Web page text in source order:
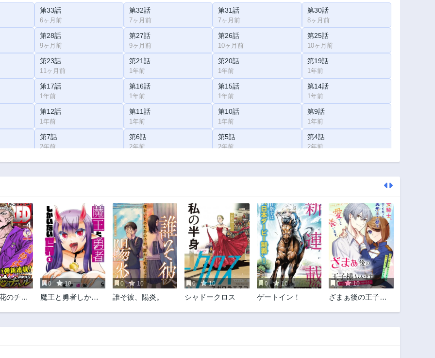
第33話
6ヶ月前
第32話
7ヶ月前
第31話
7ヶ月前
第30話
8ヶ月前
第28話
9ヶ月前
第27話
9ヶ月前
第26話
10ヶ月前
第25話
10ヶ月前
第23話
11ヶ月前
第21話
1年前
第20話
1年前
第19話
1年前
第17話
1年前
第16話
1年前
第15話
1年前
第14話
1年前
第12話
1年前
第11話
1年前
第10話
1年前
第9話
1年前
第7話
2年前
第6話
2年前
第5話
2年前
第4話
2年前
第2話 第1話
のチハ
0 10
魔王と勇者しかい
0 10
誰そ彼、陽炎。
0 10
シャドークロス
0 10
ゲートイン！
0 10
ざまぁ後の王子様